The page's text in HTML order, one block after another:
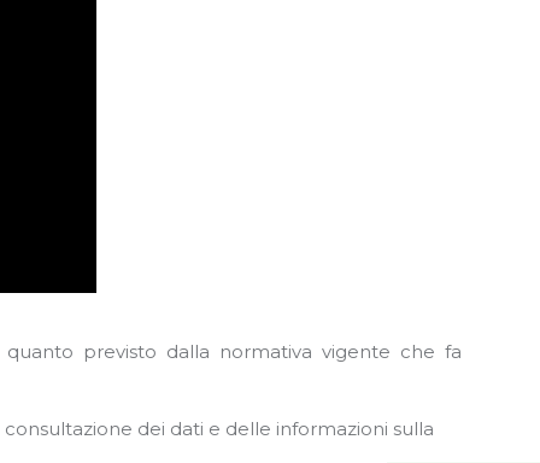
previsto dalla normativa vigente che fa
dei dati e delle informazioni sulla